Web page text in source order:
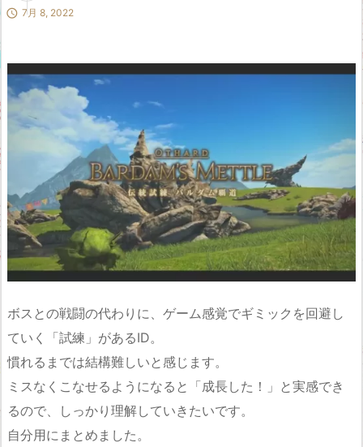
 7月 8, 2022
ボスとの戦闘の代わりに、ゲーム感覚でギミックを回避し
ていく「試練」があるID。
慣れるまでは結構難しいと感じます。
ミスなくこなせるようになると「成長した！」と実感でき
るので、しっかり理解していきたいです。
自分用にまとめました。